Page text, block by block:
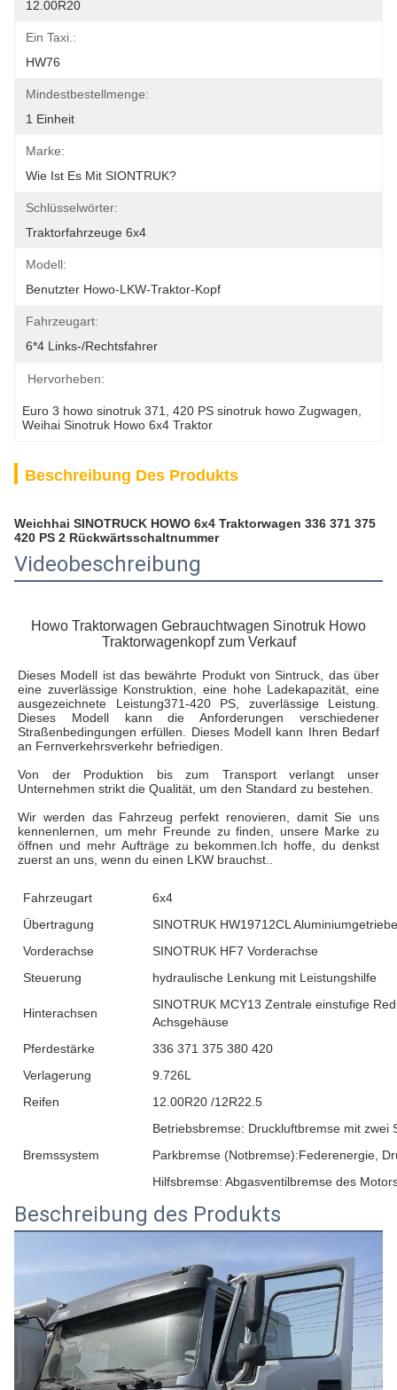
12.00R20
Ein Taxi.:
HW76
Mindestbestellmenge:
1 Einheit
Marke:
Wie Ist Es Mit SIONTRUK?
Schlüsselwörter:
Traktorfahrzeuge 6x4
Modell:
Benutzter Howo-LKW-Traktor-Kopf
Fahrzeugart:
6*4 Links-/Rechtsfahrer
Hervorheben:
Euro 3 howo sinotruk 371 420 PS sinotruk howo Zugwagen
Weihai Sinotruk Howo 6x4 Traktor
Beschreibung Des Produkts
Weichhai SINOTRUCK HOWO 6x4 Traktorwagen 336 371 375
420 PS 2 Rückwärtsschaltnummer
Videobeschreibung
Howo Traktorwagen Gebrauchtwagen Sinotruk Howo
Traktorwagenkopf zum Verkauf
Dieses Modell ist das bewährte Produkt von Sintruck, das über
eine zuverlässige Konstruktion, eine hohe Ladekapazität, eine
ausgezeichnete Leistung371-420 PS, zuverlässige Leistung.
Dieses Modell kann die Anforderungen verschiedener
Straßenbedingungen erfüllen. Dieses Modell kann Ihren Bedarf
an Fernverkehrsverkehr befriedigen.
Von der Produktion bis zum Transport verlangt unser
Unternehmen strikt die Qualität, um den Standard zu bestehen.
Wir werden das Fahrzeug perfekt renovieren, damit Sie uns
kennenlernen, um mehr Freunde zu finden, unsere Marke zu
öffnen und mehr Aufträge zu bekommen.Ich hoffe, du denkst
zuerst an uns, wenn du einen LKW brauchst..
Fahrzeugart
6x4
Übertragung
SINOTRUK HW19712CL
Vorderachse
SINOTRUK HF7 Vorderachse
Steuerung
hydraulische Lenkung mit Leistungshilfe
Hinterachsen
SINOTRUK MCY13 Zentrale einstufige
Achsgehäuse
Pferdestärke
336 371 375 380 420
Verlagerung
9.726L
Reifen
12.00R20 /12R22.5
Bremssystem
Betriebsbremse: Druckluftbremse mit zwei
Parkbremse (Notbremse):Federenergie,
Hilfsbremse: Abgasventilbremse des
Beschreibung des Produkts